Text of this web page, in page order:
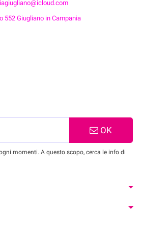
552 Giugliano in Campania
OK
momenti. A questo scopo, cerca le info di